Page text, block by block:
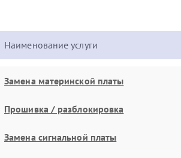
Наименование услуги
Замена материнской платы
Прошивка / разблокировка
Замена сигнальной платы